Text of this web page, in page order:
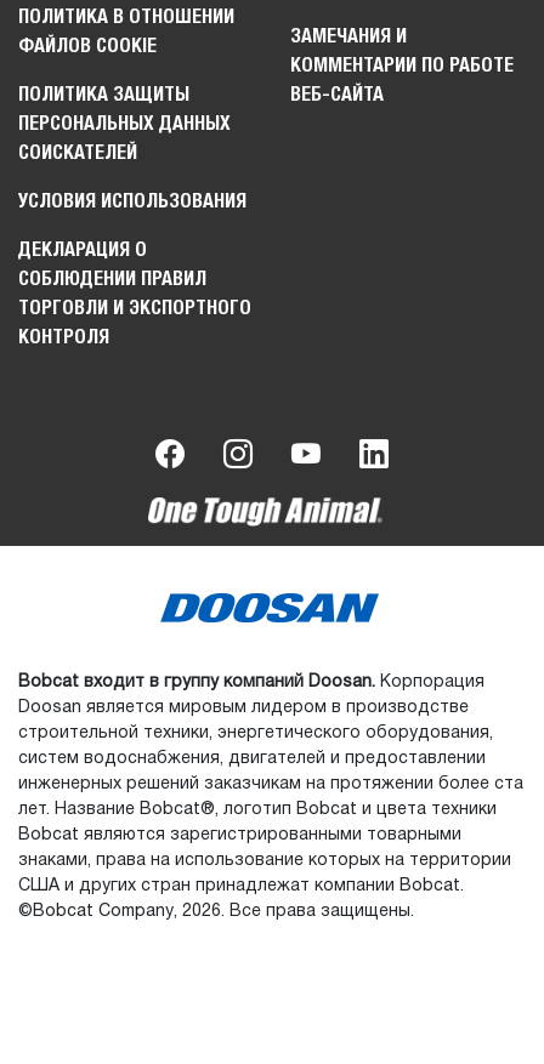
ПОЛИТИКА В ОТНОШЕНИИ
ФАЙЛОВ COOKIE
ПОЛИТИКА ЗАЩИТЫ
ПЕРСОНАЛЬНЫХ ДАННЫХ
СОИСКАТЕЛЕЙ
УСЛОВИЯ ИСПОЛЬЗОВАНИЯ
ДЕКЛАРАЦИЯ О
СОБЛЮДЕНИИ ПРАВИЛ
ТОРГОВЛИ И ЭКСПОРТНОГО
КОНТРОЛЯ
ЗАМЕЧАНИЯ И
КОММЕНТАРИИ ПО РАБОТЕ
ВЕБ-САЙТА
Bobcat входит в группу компаний Doosan. Корпорация
Doosan является мировым лидером в производстве
строительной техники, энергетического оборудования,
систем водоснабжения, двигателей и предоставлении
инженерных решений заказчикам на протяжении более ста
лет. Название Bobcat®, логотип Bobcat и цвета техники
Bobcat являются зарегистрированными товарными
знаками, права на использование которых на территории
США и других стран принадлежат компании Bobcat.
©Bobcat Company, 2026. Все права защищены.